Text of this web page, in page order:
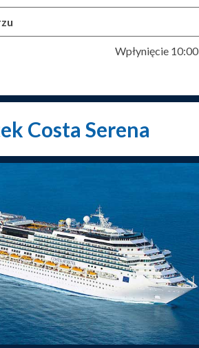
Wpłynięcie 10:00
Costa Serena